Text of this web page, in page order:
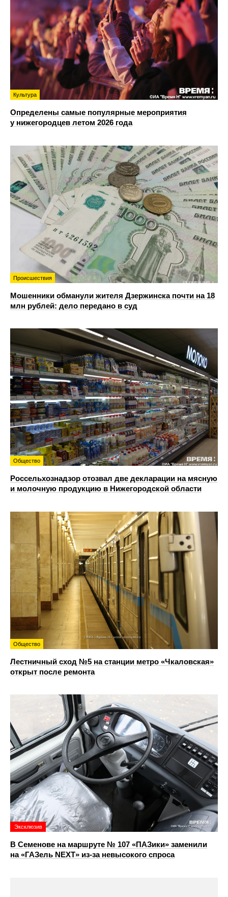
Культура
Определены самые популярные мероприятия
у нижегородцев летом 2026 года
Происшествия
Мошенники обманули жителя Дзержинска почти на 18
млн рублей: дело передано в суд
Общество
Россельхознадзор отозвал две декларации на мясную
и молочную продукцию в Нижегородской области
Общество
Лестничный сход №5 на станции метро «Чкаловская»
открыт после ремонта
Эксклюзив
В Семенове на маршруте № 107 «ПАЗики» заменили
на «ГАЗель NEXT» из‑за невысокого спроса